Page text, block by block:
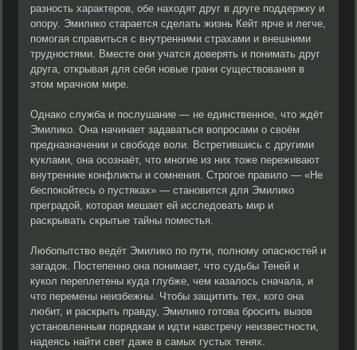
разность характеров, обе находят друг в друге поддержку и
опору. Эмилико старается сделать жизнь Кейт ярче и легче,
помогая справиться с внутренними страхами и внешними
трудностями. Вместе они учатся доверять и понимать друг
друга, открывая для себя новые грани существования в
этом мрачном мире.
Однако служба и послушание — не единственное, что ждёт
Эмилико. Она начинает задаваться вопросами о своём
предназначении и свободе воли. Встретившись с другими
куклами, она осознаёт, что многие из них тоже переживают
внутренние конфликты и сомнения. Строгое правило — «Не
беспокойтесь о пустяках» — становится для Эмилико
преградой, которая мешает ей исследовать мир и
раскрывать скрытые тайны поместья.
Любопытство ведёт Эмилико по пути, полному опасностей и
загадок. Постепенно она понимает, что судьбы Теней и
кукол переплетены куда глубже, чем казалось сначала, и
что перемены неизбежны. Чтобы защитить тех, кого она
любит, и раскрыть правду, Эмилико готова бросить вызов
установленным порядкам и идти навстречу неизвестности,
надеясь найти свет даже в самых густых тенях.